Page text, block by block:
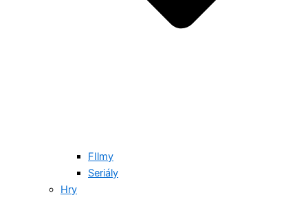
FIlmy
Seriály
Hry